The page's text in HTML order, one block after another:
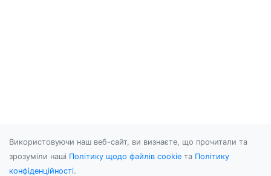
1.4M    /data/data/com.netflix.mediaclient
56.5K   /data/data/com.rovio.angrybirdsrio
267.5K  /data/data/com.rovio.angrybirds
Використовуючи наш веб-сайт, ви визнаєте, що прочитали та
зрозуміли наші Політику щодо файлів cookie та Політику
конфіденційності.